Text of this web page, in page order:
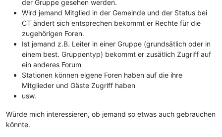
der Gruppe gesehen werden.
Wird jemand Mitglied in der Gemeinde und der Status bei
CT ändert sich entsprechen bekommt er Rechte für die
zugehörigen Foren.
Ist jemand z.B. Leiter in einer Gruppe (grundsätlich oder in
einem best. Gruppentyp) bekommt er zusätlich Zugriff auf
ein anderes Forum
Stationen können eigene Foren haben auf die ihre
Mitglieder und Gäste Zugriff haben
usw.
Würde mich interessieren, ob jemand so etwas auch gebrauchen
könnte.